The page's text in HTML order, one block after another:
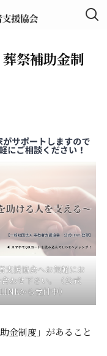
祭補助金制
支援協会へお気軽にお
わせ下さい。（公式
LINEから受付中）
金制度」があること